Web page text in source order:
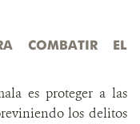
COMBATIR EL
es proteger a las
los delitos